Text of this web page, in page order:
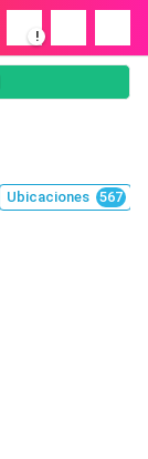
!
Ubicaciones 567